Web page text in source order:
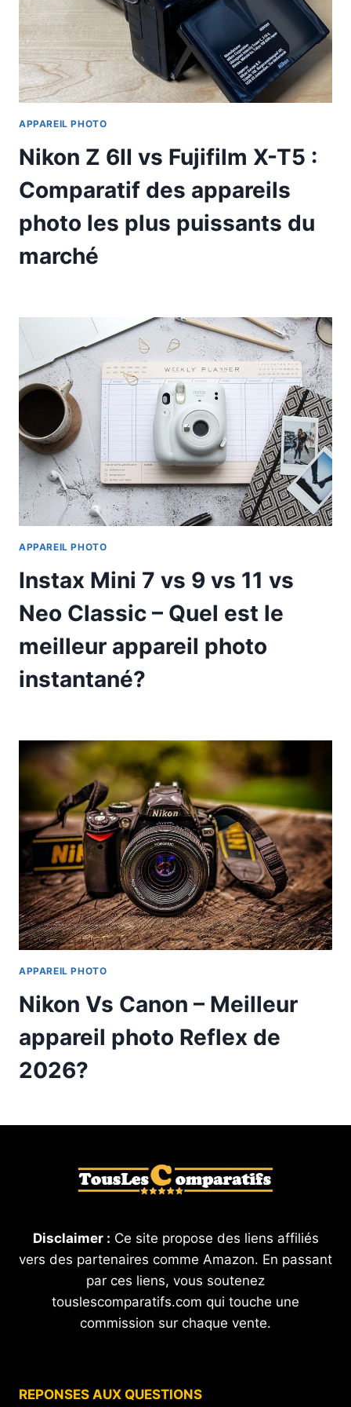
APPAREIL PHOTO
Nikon Z 6II vs Fujifilm X-T5 :
Comparatif des appareils
photo les plus puissants du
marché
APPAREIL PHOTO
Instax Mini 7 vs 9 vs 11 vs
Neo Classic – Quel est le
meilleur appareil photo
instantané?
APPAREIL PHOTO
Nikon Vs Canon – Meilleur
appareil photo Reflex de
2026?
Disclaimer : Ce site propose des liens affiliés
vers des partenaires comme Amazon. En passant
par ces liens, vous soutenez
touslescomparatifs.com qui touche une
commission sur chaque vente.
REPONSES AUX QUESTIONS